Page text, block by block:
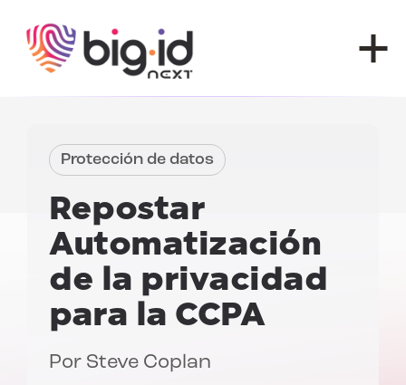
Protección de datos
Repostar
Automatización
de la privacidad
para la CCPA
Por Steve Coplan